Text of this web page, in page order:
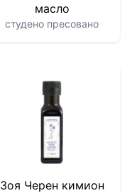
масло
студено пресовано
Зоя Черен кимион